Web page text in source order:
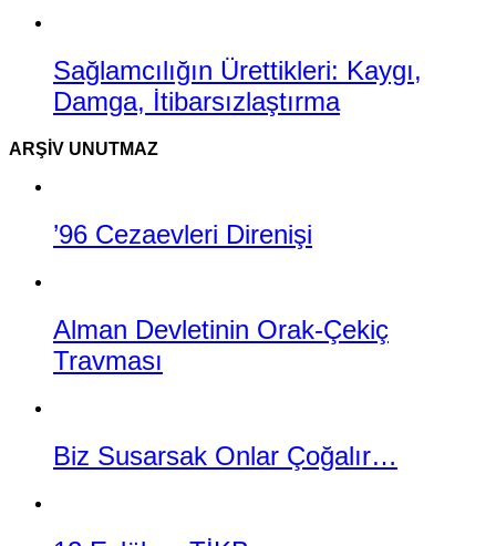
Sağlamcılığın Ürettikleri: Kaygı,
Damga, İtibarsızlaştırma
ARŞIV UNUTMAZ
’96 Cezaevleri Direnişi
Alman Devletinin Orak-Çekiç
Travması
Biz Susarsak Onlar Çoğalır…